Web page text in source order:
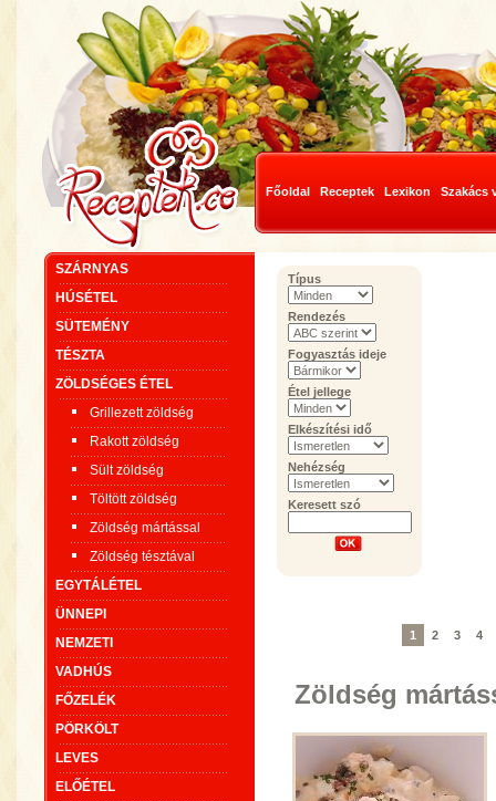
Főoldal Receptek Lexikon Szakács
SZÁRNYAS
HÚSÉTEL
SÜTEMÉNY
TÉSZTA
ZÖLDSÉGES ÉTEL
Grillezett zöldség
Rakott zöldség
Sült zöldség
Töltött zöldség
Zöldség mártással
Zöldség tésztával
EGYTÁLÉTEL
ÜNNEPI
NEMZETI
VADHÚS
FŐZELÉK
PÖRKÖLT
LEVES
ELŐÉTEL
Típus
Rendezés
Fogyasztás ideje
Étel jellege
Elkészítési idő
Nehézség
Keresett szó
1 2 3 4
Zöldség